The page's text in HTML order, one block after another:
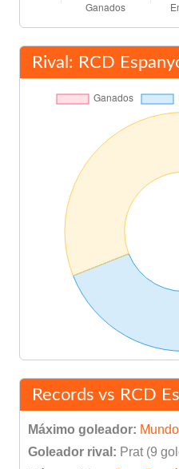
Rival: RCD
Records vs RCD
Máximo goleador:
Goleador rival: Prat (9